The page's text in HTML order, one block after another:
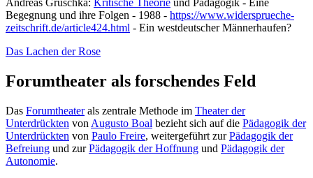
Andreas Gruschka: Kritische Theorie und Pädagogik - Eine
Begegnung und ihre Folgen - 1988 - https://www.widersprueche-
zeitschrift.de/article424.html - Ein westdeutscher Männerhaufen?
Das Lachen der Rose
Forumtheater als forschendes Feld
Das Forumtheaterals zentrale Methode im Theater der
Unterdrückten von Augusto Boal bezieht sich auf die Pädagogik der
Unterdrückten von Paulo Freire, weitergeführt zurPädagogik der
Befreiung und zurPädagogik der Hoffnung und Pädagogik der
Autonomie.